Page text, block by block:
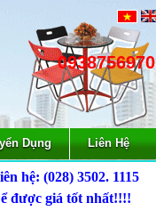
0938756970
Dụng Liên Hệ
hệ: (028) 3502. 1115
được giá tốt nhất!!!!